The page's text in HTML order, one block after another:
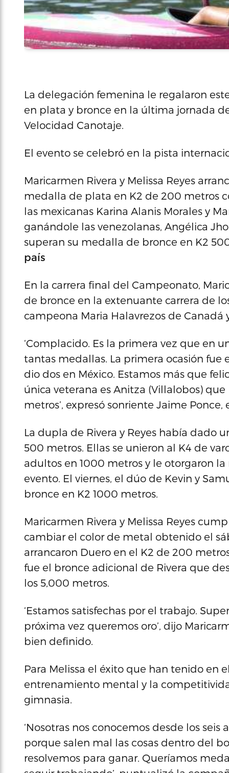
La delegación femenina le regalaron
en plata y bronce en la última jornada
Velocidad Canotaje.
El evento se celebró en la pista
Maricarmen Rivera y Melissa Reyes
medalla de plata en K2 de 200 metros
las mexicanas Karina Alanis Morales y
ganándole las venezolanas, Angélica
superan su medalla de bronce en K2
país
En la carrera final del Campeonato,
de bronce en la extenuante carrera de
campeona Maria Halavrezos de
‘Complacido. Es la primera vez que en
tantas medallas. La primera ocasión fue
dio dos en México. Estamos más que
única veterana es Anitza (Villalobos)
metros’, expresó sonriente Jaime
La dupla de Rivera y Reyes había dado
500 metros. Ellas se unieron al K4 de
adultos en 1000 metros y le otorgaron
evento. El viernes, el dúo de Kevin y
bronce en K2 1000 metros.
Maricarmen Rivera y Melissa Reyes
cambiar el color de metal obtenido el
arrancaron Duero en el K2 de 200
fue el bronce adicional de Rivera que
los 5,000 metros.
‘Estamos satisfechas por el trabajo.
próxima vez queremos oro’, dijo
bien definido.
Para Melissa el éxito que han tenido en
entrenamiento mental y la
gimnasia.
‘Nosotras nos conocemos desde los
porque salen mal las cosas dentro del
resolvemos para ganar. Queríamos